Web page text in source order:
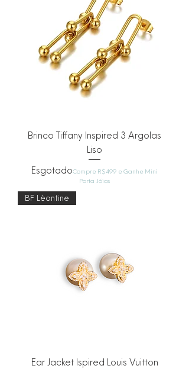
Brinco Tiffany Inspired 3 Argolas
Liso
EsgotadoCompre R$499 e Ganhe Mini
Porta Jóias
BF Lèontine
Ear Jacket Ispired Louis Vuitton